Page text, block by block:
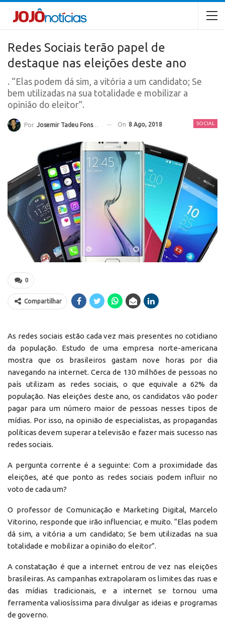
Redes Sociais terão papel de
destaque nas eleições deste ano
. “Elas podem dá sim, a vitória a um candidato; Se
bem utilizadas na sua totalidade e mobilizar a
opinião do eleitor”.
SOCIAL
Por Josemir Tadeu Fonseca On 8 Ago, 2018
0
Compartilhar
As redes sociais estão cada vez mais presentes no cotidiano
da população. Estudo de uma empresa norte-americana
mostra que os brasileiros gastam nove horas por dia
navegando na internet. Cerca de 130 milhões de pessoas no
país utilizam as redes sociais, o que equivale a 62% da
população. Nas eleições deste ano, os candidatos vão poder
pagar para um número maior de pessoas nesses tipos de
mídias. Por isso, na opinião de especialistas, as propagandas
políticas devem superar a televisão e fazer mais sucesso nas
redes sociais.
A pergunta corrente é a seguinte: Com a proximidade das
eleições, até que ponto as redes sociais podem influir no
voto de cada um?
O professor de Comunicação e Marketing Digital, Marcelo
Vitorino, responde que irão influenciar, e muito. “Elas podem
dá sim, a vitória a um candidato; Se bem utilizadas na sua
totalidade e mobilizar a opinião do eleitor”.
A constatação é que a internet entrou de vez nas eleições
brasileiras. As campanhas extrapolaram os limites das ruas e
das mídias tradicionais, e a internet se tornou uma
ferramenta valiosíssima para divulgar as ideias e programas
de governo.